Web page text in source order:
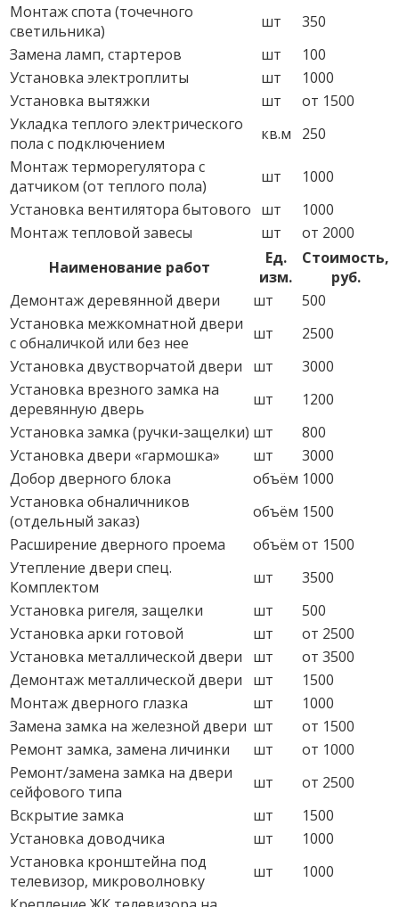
Монтаж спота (точечного
светильника)
шт
350
Замена ламп, стартеров
шт
100
Установка электроплиты
шт
1000
Установка вытяжки
шт
от 1500
Укладка теплого электрического
пола с подключением
кв.м
250
Монтаж терморегулятора с
датчиком (от теплого пола)
шт
1000
Установка вентилятора бытового шт
1000
Монтаж тепловой завесы
шт
от 2000
Наименование работ
Ед.
изм.
Стоимость,
руб.
Демонтаж деревянной двери
шт
500
Установка межкомнатной двери
с обналичкой или без нее
шт
2500
Установка двустворчатой двери
шт
3000
Установка врезного замка на
деревянную дверь
шт
1200
Установка замка (ручки-защелки) шт
800
Установка двери «гармошка»
шт
3000
Добор дверного блока
объём 1000
Установка обналичников
(отдельный заказ)
объём 1500
Расширение дверного проема
объём от 1500
Утепление двери спец.
Комплектом
шт
3500
Установка ригеля, защелки
шт
500
Установка арки готовой
шт
от 2500
Установка металлической двери
шт
от 3500
Демонтаж металлической двери
шт
1500
Монтаж дверного глазка
шт
1000
Замена замка на железной двери шт
от 1500
Ремонт замка, замена личинки
шт
от 1000
Ремонт/замена замка на двери
сейфового типа
шт
от 2500
Вскрытие замка
шт
1500
Установка доводчика
шт
1000
Установка кронштейна под
телевизор, микроволновку
шт
1000